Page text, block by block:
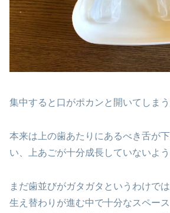
集中すると口がポカンと開いてしまう
本来は上の歯あたりにあるべき舌が
い、上あごが十分成長していないよう
まだ歯並びがガタガタというわけで
生え替わりが進む中で十分なスペー